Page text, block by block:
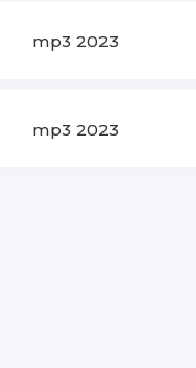
mp3 2023
mp3 2023